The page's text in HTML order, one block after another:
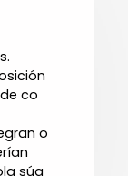
co
o
súa